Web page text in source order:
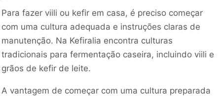
Para fazer viili ou kefir em casa, é preciso começar
com uma cultura adequada e instruções claras de
manutenção. Na Kefiralia encontra culturas
tradicionais para fermentação caseira, incluindo viili e
grãos de kefir de leite.
A vantagem de começar com uma cultura preparada